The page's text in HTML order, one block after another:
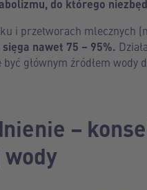
do którego
i przetworach mlecznych
nawet 75 – 95%.
głównym źródłem wody
–